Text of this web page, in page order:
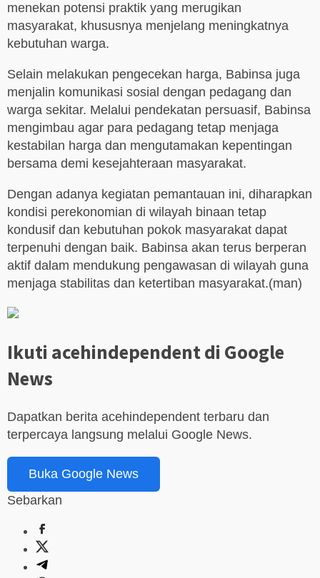
menekan potensi praktik yang merugikan
masyarakat, khususnya menjelang meningkatnya
kebutuhan warga.
Selain melakukan pengecekan harga, Babinsa juga
menjalin komunikasi sosial dengan pedagang dan
warga sekitar. Melalui pendekatan persuasif, Babinsa
mengimbau agar para pedagang tetap menjaga
kestabilan harga dan mengutamakan kepentingan
bersama demi kesejahteraan masyarakat.
Dengan adanya kegiatan pemantauan ini, diharapkan
kondisi perekonomian di wilayah binaan tetap
kondusif dan kebutuhan pokok masyarakat dapat
terpenuhi dengan baik. Babinsa akan terus berperan
aktif dalam mendukung pengawasan di wilayah guna
menjaga stabilitas dan ketertiban masyarakat.(man)
Ikuti acehindependent di Google
News
Dapatkan berita acehindependent terbaru dan
terpercaya langsung melalui Google News.
Buka Google News
Sebarkan